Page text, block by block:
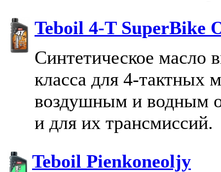
Teboil 4-T SuperBike
Синтетическое масло
класса для 4-тактных
воздушным и водным
и для их трансмиссий.
Teboil Pienkoneoljy